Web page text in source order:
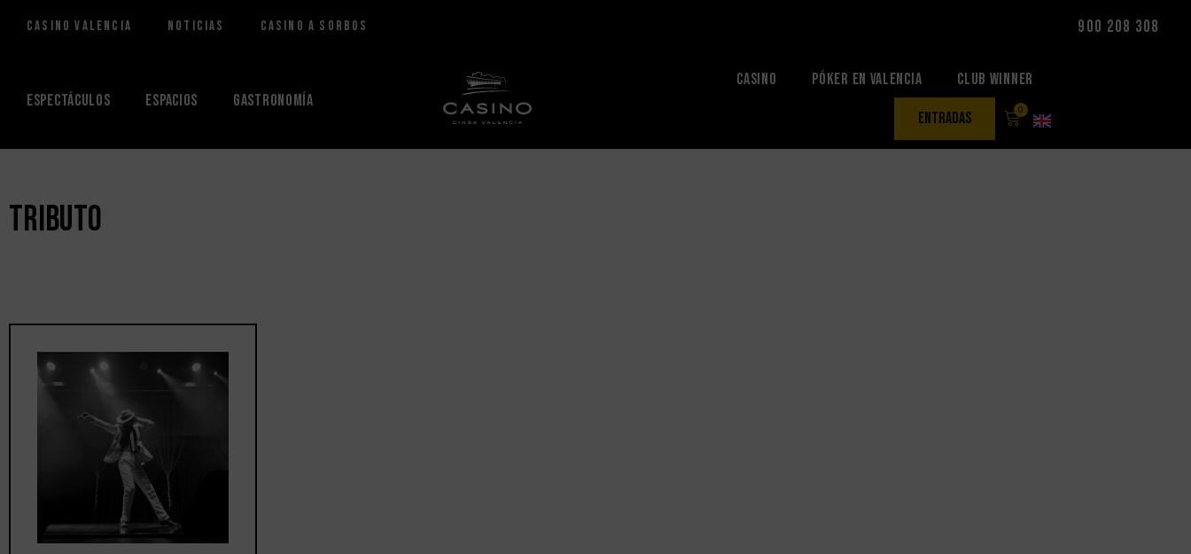
contenido
Casino Valencia Noticias Casino a Sorbos 900 208 308
Espectáculos Espacios Gastronomía
CASINO Póker en Valencia Club Winner
entradas 0
tributo